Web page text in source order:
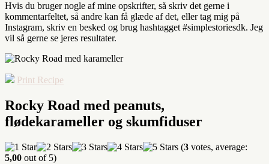
Hvis du bruger nogle af mine opskrifter, så skriv det gerne i
kommentarfeltet, så andre kan få glæde af det, eller tag mig på
Instagram, skriv en besked og brug hashtagget #simplestoriesdk. Jeg
vil så gerne se jeres resultater.
Print Recipe
Rocky Road med peanuts,
flødekarameller og skumfiduser
(3 votes, average:
5,00 out of 5)